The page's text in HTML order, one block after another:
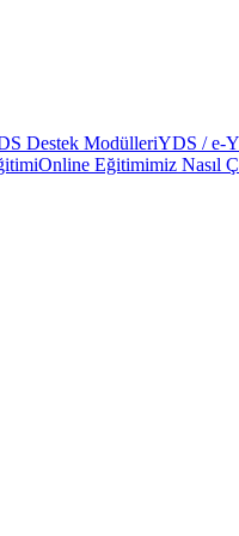
Destek ModülleriYDS / e-
Online Eğitimimiz Nasıl